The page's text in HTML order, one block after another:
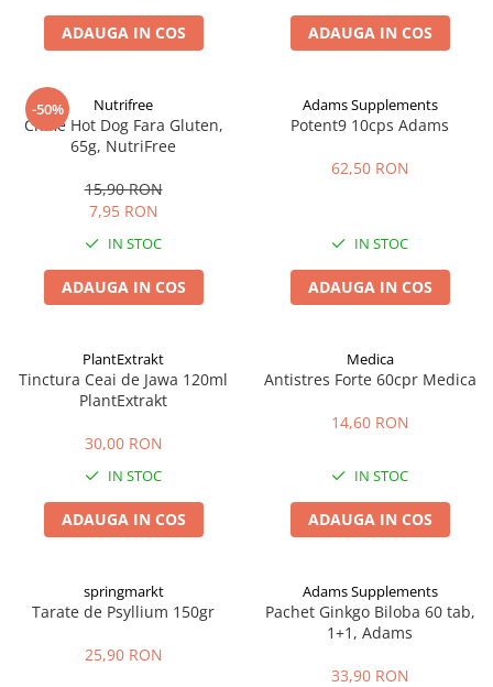
ADAUGA IN COS ADAUGA IN COS
-50% Nutrifree
Chifle Hot Dog Fara Gluten,
65g, NutriFree
15,90 RON
7,95 RON
IN STOC
ADAUGA IN COS
Adams Supplements
Potent9 10cps Adams
62,50 RON
IN STOC
ADAUGA IN COS
PlantExtrakt
Tinctura Ceai de Jawa 120ml
PlantExtrakt
30,00 RON
IN STOC
ADAUGA IN COS
Medica
Antistres Forte 60cpr Medica
14,60 RON
IN STOC
ADAUGA IN COS
springmarkt
Tarate de Psyllium 150gr
25,90 RON
Adams Supplements
Pachet Ginkgo Biloba 60 tab,
1+1, Adams
33,90 RON